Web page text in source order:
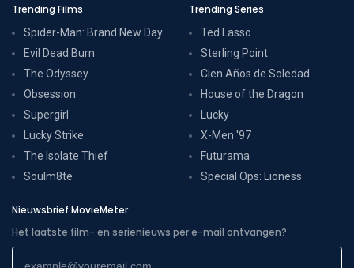
Trending Films
Spider-Man: Brand New Day
Evil Dead Burn
The Odyssey
Obsession
Supergirl
Lucky Strike
The Isolate Thief
Soulm8te
Trending Series
Ted Lasso
Sterling Point
Cien Años de Soledad
House of the Dragon
Lucky
X-Men '97
Futurama
Special Ops: Lioness
Nieuwsbrief MovieMeter
Het laatste film- en serienieuws per e-mail ontvangen?